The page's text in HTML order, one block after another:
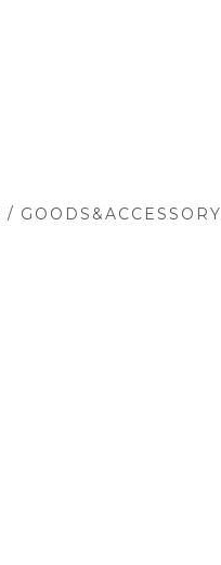
/ GOODS&ACCESSORY